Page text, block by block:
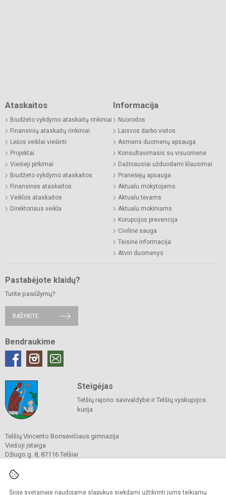
Šioje svetainėje naudojame slapukus siekdami užtikrinti jums teikiamų
Ataskaitos
Biudžeto vykdymo ataskaitų rinkiniai
Finansinių ataskaitų rinkiniai
Lėšos veiklai viešinti
Projektai
Viešieji pirkimai
Biudžeto vykdymo ataskaitos
Finansinės ataskaitos
Veiklos ataskaitos
Direktoriaus veikla
Informacija
Nuorodos
Laisvos darbo vietos
Asmens duomenų apsauga
Konsultavimasis su visuomene
Dažniausiai užduodami klausimai
Pranešėjų apsauga
Aktualu mokytojams
Aktualu tėvams
Aktualu mokiniams
Korupcijos prevencija
Civilinė sauga
Teisinė informacija
Atviri duomenys
Pastabėjote klaidų?
Turite pasiūlymų?
RAŠYKITE
Bendraukime
Steigėjas
Telšių rajono savivaldybė ir Telšių vyskupijos
kurija
Telšių Vincento Borisevičiaus gimnazija
Viešoji įstaiga
Džiugo g. 8, 87116 Telšiai
El. p.
Duomenys kaupiami ir saugomi
Juridinių asmenų registre